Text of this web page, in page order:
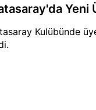
Yeni
Kulübünde